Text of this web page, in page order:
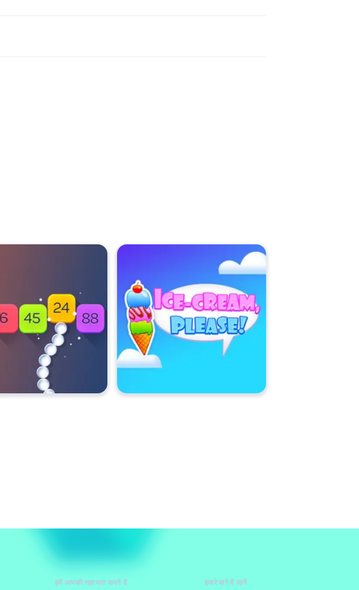
हमें आपकी सहायता करने दें हमारे बारे में जानें